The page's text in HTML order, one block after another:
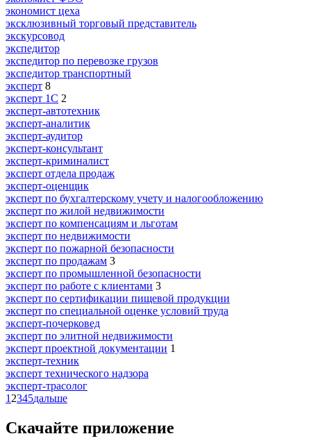
экономист цеха
эксклюзивный торговый представитель
экскурсовод
экспедитор
экспедитор по перевозке грузов
экспедитор транспортный
эксперт 8
эксперт 1С 2
эксперт-автотехник
эксперт-аналитик
эксперт-аудитор
эксперт-консультант
эксперт-криминалист
эксперт отдела продаж
эксперт-оценщик
эксперт по бухгалтерскому учету и налогообложению
эксперт по жилой недвижимости
эксперт по компенсациям и льготам
эксперт по недвижимости
эксперт по пожарной безопасности
эксперт по продажам 3
эксперт по промышленной безопасности
эксперт по работе с клиентами 3
эксперт по сертификации пищевой продукции
эксперт по специальной оценке условий труда
эксперт-почерковед
эксперт по элитной недвижимости
эксперт проектной документации 1
эксперт-техник
эксперт технического надзора
эксперт-трасолог
1 2345дальше
Скачайте приложение